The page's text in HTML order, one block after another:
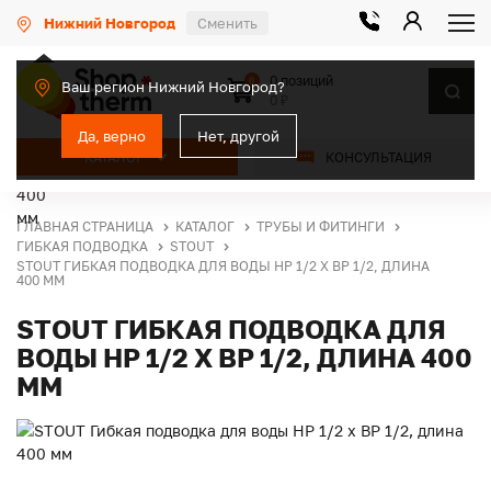
Нижний Новгород Сменить
Ваш регион Нижний Новгород?
Да, верно Нет, другой
КАТАЛОГ КОНСУЛЬТАЦИЯ
0
0 позиций
ГЛАВНАЯ СТРАНИЦА КАТАЛОГ
ТРУБЫ И ФИТИНГИ
ГИБКАЯ ПОДВОДКА
STOUT
STOUT ГИБКАЯ ПОДВОДКА ДЛЯ ВОДЫ НР 1/2 Х ВР 1/2, ДЛИНА
400 ММ
STOUT ГИБКАЯ ПОДВОДКА ДЛЯ
ВОДЫ НР 1/2 Х ВР 1/2, ДЛИНА 400
ММ